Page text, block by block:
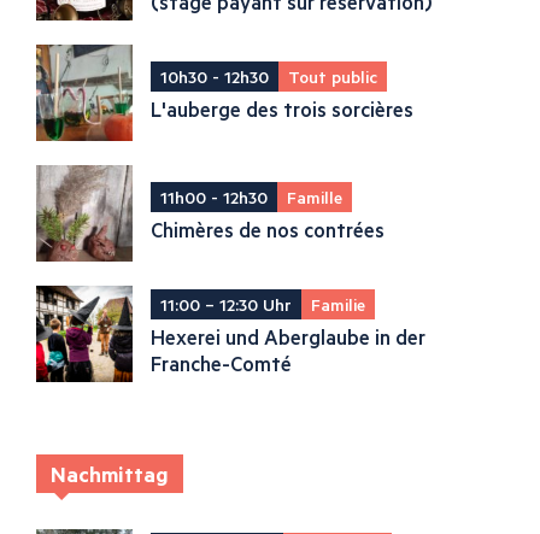
10h30 - 12h30 Tout public
L'auberge des trois sorcières
11h00 - 12h30 Famille
Chimères de nos contrées
11:00 – 12:30 Uhr Familie
Hexerei und Aberglaube in der
Franche-Comté
Nachmittag